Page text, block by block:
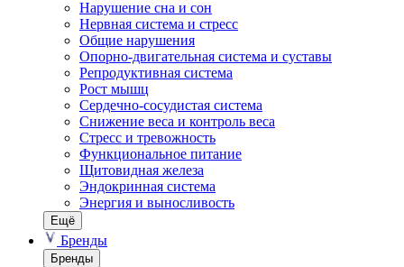
Нарушение сна и сон
Нервная система и стресс
Общие нарушения
Опорно-двигательная система и суставы
Репродуктивная система
Рост мышц
Сердечно-сосудистая система
Снижение веса и контроль веса
Стресс и тревожность
Функциональное питание
Щитовидная железа
Эндокринная система
Энергия и выносливость
Ещё
Бренды
Бренды